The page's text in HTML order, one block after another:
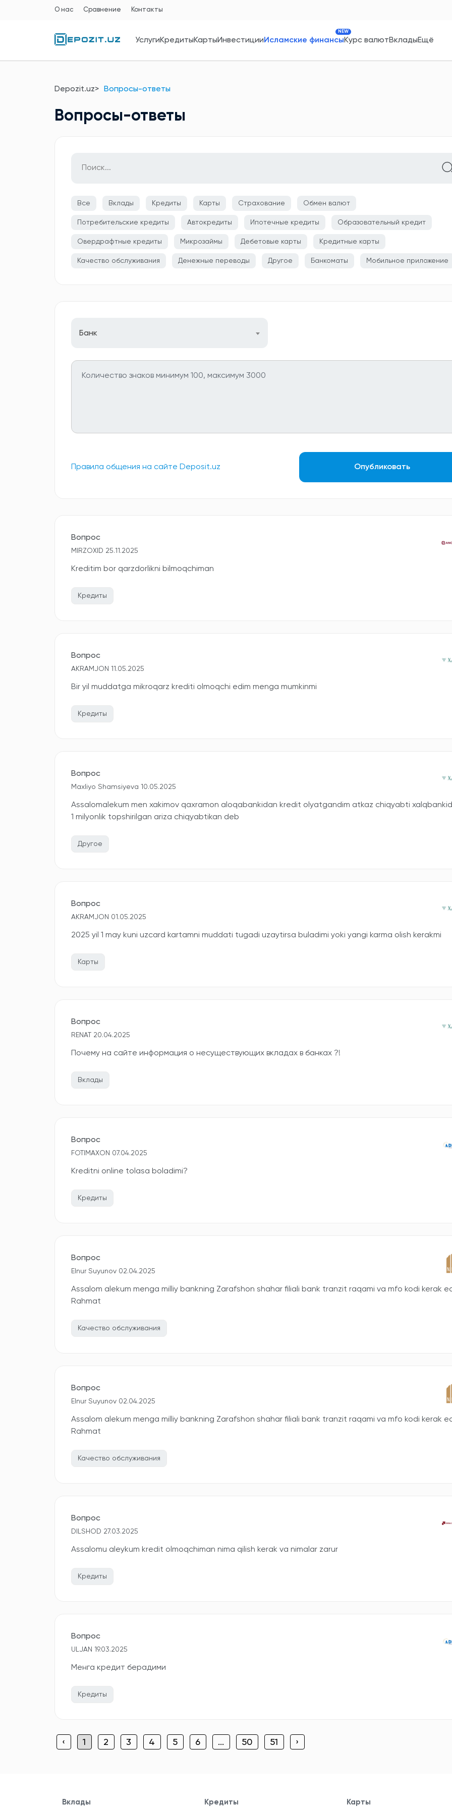
О нас Сравнение Контакты
УслугиКредитыКартыИнвестицииИсламские финансы
NEW
Курс валютВкладыЕщё
Depozit.uz Вопросы-ответы
Вопросы-ответы
Все Вклады Кредиты Карты Страхование Обмен валют
Потребительские кредиты Автокредиты Ипотечные кредиты Образовательный кредит
Овердрафтные кредиты Микрозаймы Дебетовые карты Кредитные карты
Качество обслуживания Денежные переводы Другое Банкоматы Мобильное приложение
Банк
Правила общения на сайте Deposit.uz Опубликовать
Вопрос
MIRZOXID 25.11.2025
Kreditim bor qarzdorlikni bilmoqchiman
Кредиты
Вопрос
AKRAMJON 11.05.2025
Bir yil muddatga mikroqarz krediti olmoqchi edim menga mumkinmi
Кредиты
Вопрос
Maxliyo Shamsiyeva 10.05.2025
Assalomalekum men xakimov qaxramon aloqabankidan kredit olyatgandim atkaz chiqyabti
1 milyonlik topshirilgan ariza chiqyabtikan deb
Другое
Вопрос
AKRAMJON 01.05.2025
2025 yil 1 may kuni uzcard kartamni muddati tugadi uzaytirsa buladimi yoki yangi karma olish kerakmi
Карты
Вопрос
RENAT 20.04.2025
Почему на сайте информация о несуществующих вкладах в банках ?!
Вклады
Вопрос
FOTIMAXON 07.04.2025
Kreditni online tolasa boladimi?
Кредиты
Вопрос
Elnur Suyunov 02.04.2025
Assalom alekum menga milliy bankning Zarafshon shahar filiali bank tranzit raqami va mfo kodi kerak
Rahmat
Качество обслуживания
Вопрос
Elnur Suyunov 02.04.2025
Assalom alekum menga milliy bankning Zarafshon shahar filiali bank tranzit raqami va mfo kodi kerak
Rahmat
Качество обслуживания
Вопрос
DILSHOD 27.03.2025
Assalomu aleykum kredit olmoqchiman nima qilish kerak va nimalar zarur
Кредиты
Вопрос
ULJAN 19.03.2025
Менга кредит берадими
Кредиты
‹ 1 2 3 4 5 6 ... 50 51 ›
Вклады Кредиты Карты